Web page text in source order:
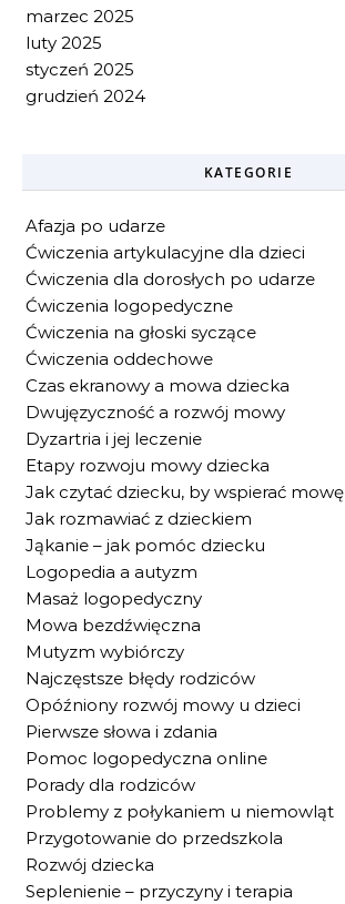
marzec 2025
luty 2025
styczeń 2025
grudzień 2024
KATEGORIE
Afazja po udarze
Ćwiczenia artykulacyjne dla dzieci
Ćwiczenia dla dorosłych po udarze
Ćwiczenia logopedyczne
Ćwiczenia na głoski syczące
Ćwiczenia oddechowe
Czas ekranowy a mowa dziecka
Dwujęzyczność a rozwój mowy
Dyzartria i jej leczenie
Etapy rozwoju mowy dziecka
Jak czytać dziecku, by wspierać mowę
Jak rozmawiać z dzieckiem
Jąkanie – jak pomóc dziecku
Logopedia a autyzm
Masaż logopedyczny
Mowa bezdźwięczna
Mutyzm wybiórczy
Najczęstsze błędy rodziców
Opóźniony rozwój mowy u dzieci
Pierwsze słowa i zdania
Pomoc logopedyczna online
Porady dla rodziców
Problemy z połykaniem u niemowląt
Przygotowanie do przedszkola
Rozwój dziecka
Seplenienie – przyczyny i terapia